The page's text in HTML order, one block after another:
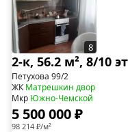
8
2-к, 56.2 м², 8/10 эт
Петухова 99/2
ЖКМатрешкин двор
Мкр Южно-Чемской
5 500 000 ₽
98 214 ₽/м²